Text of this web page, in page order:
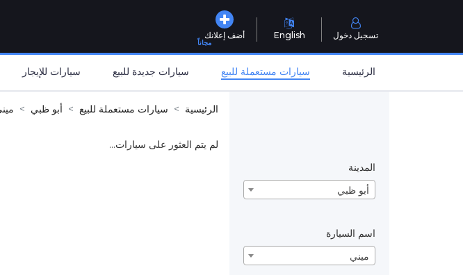
أضف إعلانك
مجاناً
English تسجيل دخول
الرئيسية سيارات مستعملة للبيع سيارات جديدة للبيع سيارات للإيجار
المدينة
أبو ظبي
اسم السيارة
ميني
الرئيسية سيارات مستعملة للبيع أبو ظبي
لم يتم العثور على سيارات...